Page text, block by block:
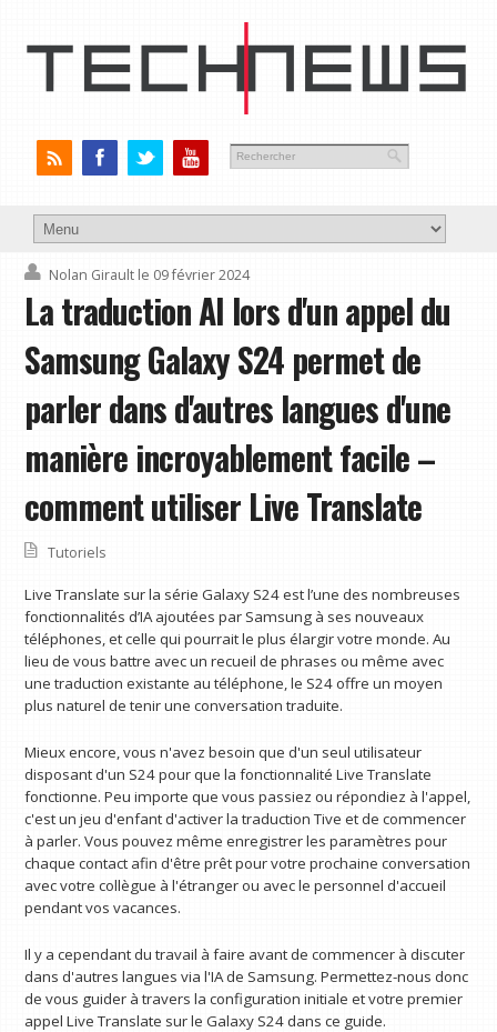
Nolan Girault le 09 février 2024
La traduction AI lors d'un appel du
Samsung Galaxy S24 permet de
parler dans d'autres langues d'une
manière incroyablement facile –
comment utiliser Live Translate
Tutoriels
Live Translate sur la série Galaxy S24 est l’une des nombreuses
fonctionnalités d’IA ajoutées par Samsung à ses nouveaux
téléphones, et celle qui pourrait le plus élargir votre monde. Au
lieu de vous battre avec un recueil de phrases ou même avec
une traduction existante au téléphone, le S24 offre un moyen
plus naturel de tenir une conversation traduite.
Mieux encore, vous n'avez besoin que d'un seul utilisateur
disposant d'un S24 pour que la fonctionnalité Live Translate
fonctionne. Peu importe que vous passiez ou répondiez à l'appel,
c'est un jeu d'enfant d'activer la traduction Tive et de commencer
à parler. Vous pouvez même enregistrer les paramètres pour
chaque contact afin d'être prêt pour votre prochaine conversation
avec votre collègue à l'étranger ou avec le personnel d'accueil
pendant vos vacances.
Il y a cependant du travail à faire avant de commencer à discuter
dans d'autres langues via l'IA de Samsung. Permettez-nous donc
de vous guider à travers la configuration initiale et votre premier
appel Live Translate sur le Galaxy S24 dans ce guide.